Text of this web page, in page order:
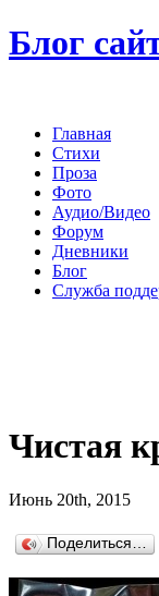
Блог
Главная
Стихи
Проза
Фото
Аудио/Видео
Форум
Дневники
Блог
Служба
Чистая
Июнь 20th, 2015
Поделиться…